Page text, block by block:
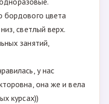
бордового цвета
светлый верх.
занятий,
у нас
она же и вела
курсах))